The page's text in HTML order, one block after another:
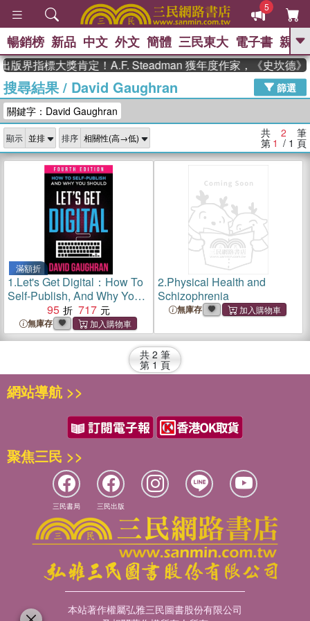
5
GO
熱搜： 東野圭吾 高希均教授回憶錄
、 The Odyssey 、 父親節 、 如果歷
獎 臺灣漫遊錄 、 方念華 、 台灣的李
登輝時代
數學女孩：黎曼猜想 、
偉大的迷走神經
暢銷榜 新品 中文 外文 簡體 三民東大 電子書 親子
版界指標大獎肯定！A.F. Steadman 獲年度作家，《史坎德》
搜尋結果/ David Gaughran
篩選
關鍵字：David Gaughran
顯示 排序 共 2 筆
第 1 / 1 頁
滿額折
1.Let's Get Digital：How To
Self-Publish, And Why You
95 717
無庫存
2.Physical Health and
Schizophrenia
無庫存
共 2 筆
第 1 頁
網站導航 >>
聚焦三民 >>
三民書局 三民出版
本站著作權屬弘雅三民圖書股份有限公司